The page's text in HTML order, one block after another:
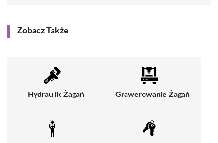
Zobacz Także
Hydraulik Żagań Grawerowanie Żagań